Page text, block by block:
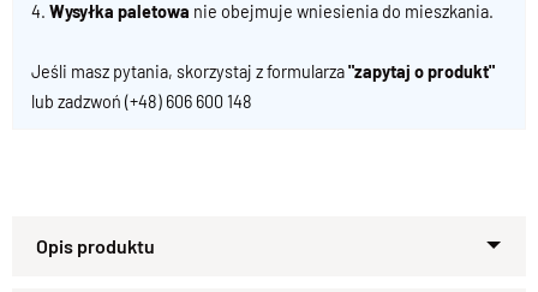
4. Wysyłka paletowa nie obejmuje wniesienia do mieszkania.
Jeśli masz pytania, skorzystaj z formularza"zapytaj o produkt"
lub zadzwoń (+48) 606 600 148